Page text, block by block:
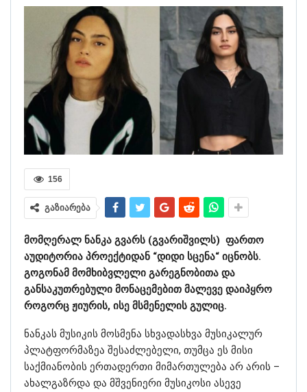
156
გაზიარება
მომღერალ ნანკა გვარს (გვარიშვილს) ფართო
აუდიტორია პროექტიდან “დიდი სცენა“ იცნობს.
გოგონამ მომხიბვლელი გარეგნობითა და
განსაკუთრებული მონაცემებით მალევე დაიპყრო
როგორც ჟიურის, ისე მსმენელის გულიც.
ნანკას მუსიკის მოსმენა სხვადასხვა მუსიკალურ
პლატფორმაზეა შესაძლებელი, თუმცა ეს მისი
საქმიანობის ერთადერთი მიმართულება არ არის –
ახალგაზრდა და მშვენიერი მუსიკოსი ასევე